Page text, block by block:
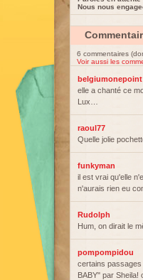
Nous nous
6 commentaires
Voir aussi les
belgiumonepoint
elle a chanté ce
Lux…
raoul77
Quelle jolie
funkyman
il est vrai qu'elle
n'aurais rien eu
Rudolph
Hum, on dirait le
pompompidou
certains
BABY" par